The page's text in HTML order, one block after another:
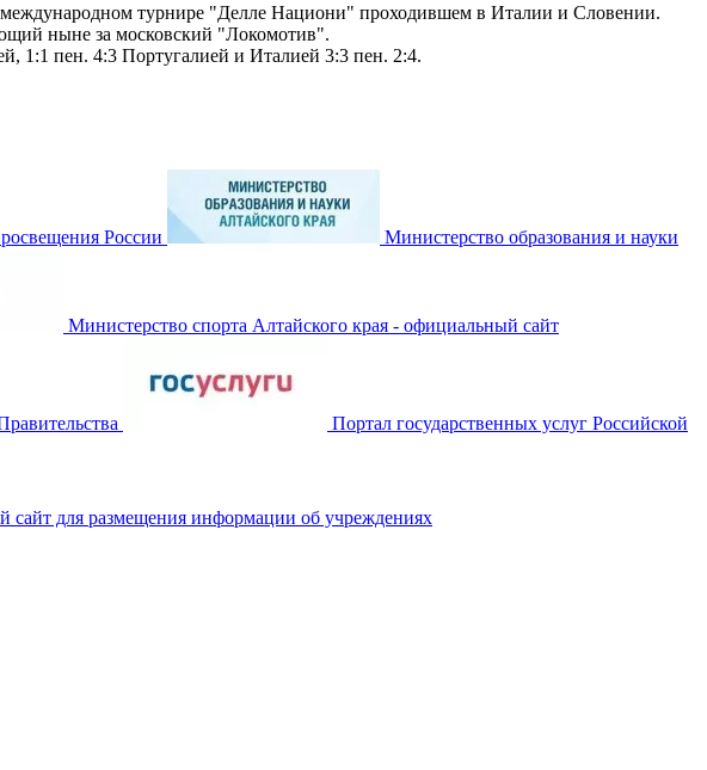
международном турнире "Делле Национи" проходившем в Италии и Словении.
ныне за московский "Локомотив".
1:1 пен. 4:3 Португалией и Италией 3:3 пен. 2:4.
России Министерство образования и науки
Министерство спорта Алтайского края - официальный сайт
Портал государственных услуг Российской
сайт для размещения информации об учреждениях